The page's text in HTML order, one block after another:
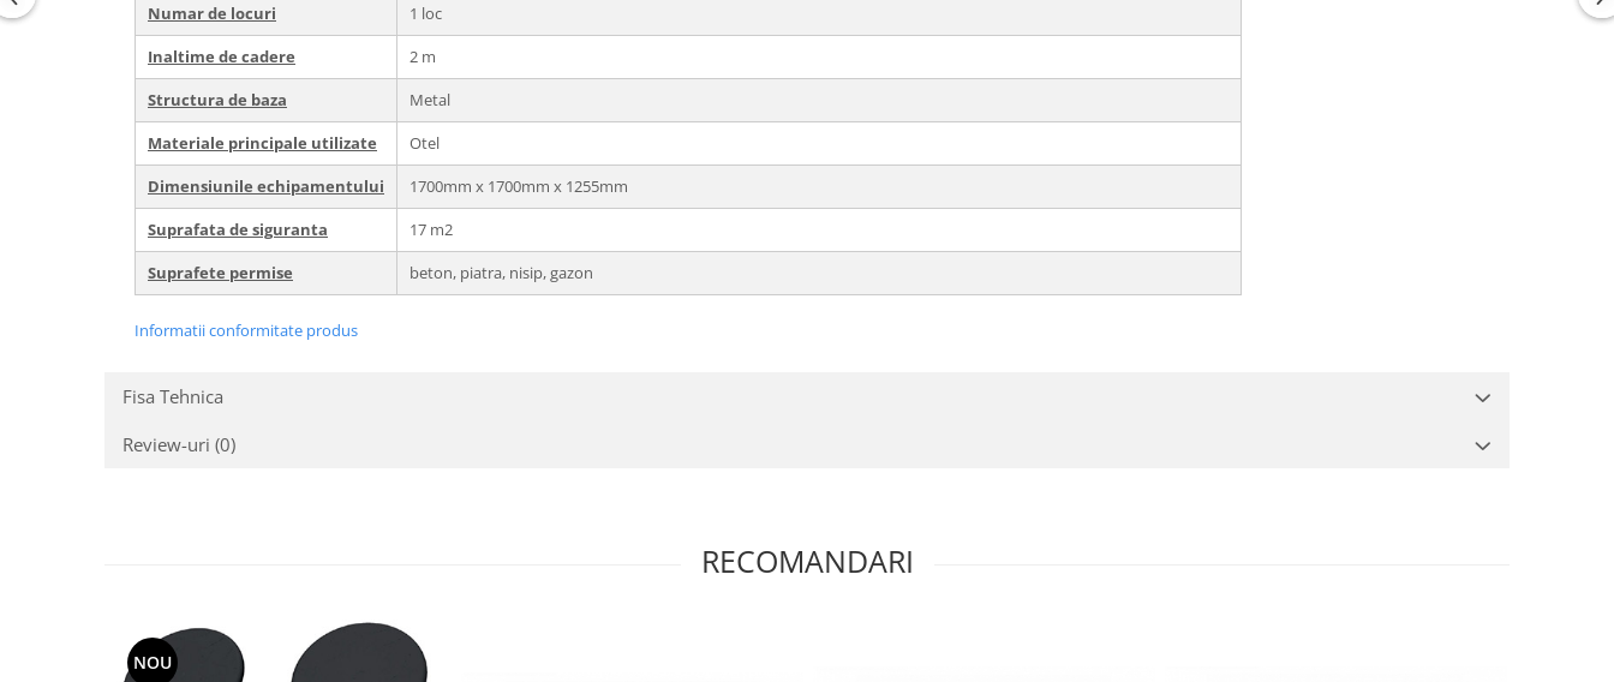
Numar de locuri
1 loc
Inaltime de cadere
2 m
Structura de baza
Metal
Materiale principale utilizate
Otel
Dimensiunile echipamentului
1700mm x 1700mm x 1255mm
Suprafata de siguranta
17 m2
Suprafete permise
beton, piatra, nisip, gazon
Informatii conformitate produs
Fisa Tehnica
Review-uri (0)
RECOMANDARI
NOU